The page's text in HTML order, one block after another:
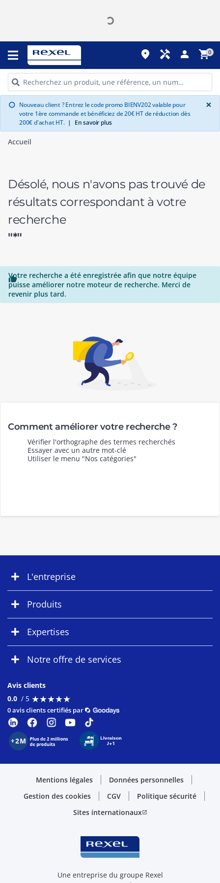
place handyman person shopping_cart0
info Nouveau client ? Entrez le code promo BIENV202 valable pour
votre 1ère commande et bénéficiez de 20€ HT de réduction dès
200€ d'achat HT. | En savoir plus
×
Accueil
Désolé, nous n'avons pas trouvé de
résultats correspondant à votre
recherche
"*"

Votre recherche a été enregistrée afin que notre équipe
puisse améliorer notre moteur de recherche. Merci de
revenir plus tard.
Comment améliorer votre recherche ?
Vérifier l'orthographe des termes recherchés
Essayer avec un autre mot-clé
Utiliser le menu "Nos catégories"
L'entreprise
Produits
Expertises
Notre offre de services
Avis clients
0.0 / 5 ★★★★★
★★★★★
0 avis clients certifiés par
Mentions légales
Données personnelles
Gestion des cookies
CGV
Politique sécurité
Sites internationauxopen_in_new
Une entreprise du groupe Rexel